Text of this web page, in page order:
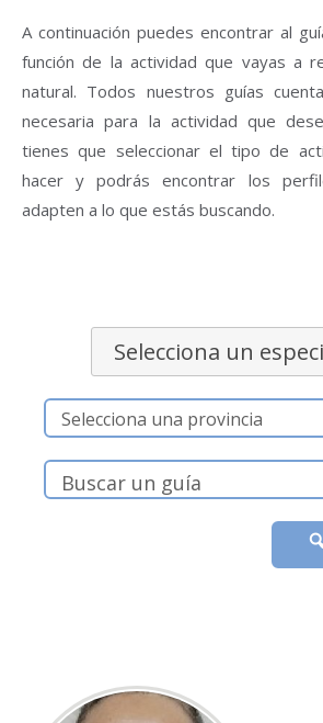
A continuación puedes encontrar al
función de la actividad que vayas a
natural. Todos nuestros guías
necesaria para la actividad que
tienes que seleccionar el tipo de
hacer y podrás encontrar los
adapten a lo que estás buscando.
Selecciona una provincia